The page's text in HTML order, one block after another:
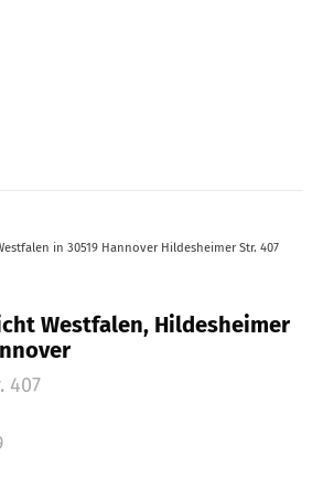
in 30519 Hannover Hildesheimer Str. 407
Westfalen, Hildesheimer
407